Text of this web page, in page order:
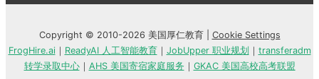
Copyright © 2010-2026 美国厚仁教育 | Cookie Settings
FrogHire.ai｜ ReadyAI 人工智能教育｜ JobUpper 职业规划 ｜ transferadm
转学录取中心｜ AHS 美国寄宿家庭服务 ｜ GKAC 美国高校高考联盟